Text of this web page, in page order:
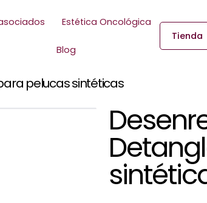
Estética Oncológica
Blog
Tienda
pelucas sintéticas